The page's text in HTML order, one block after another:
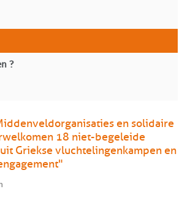
?
en solidaire
18 niet-begeleide
Griekse vluchtelingenkampen en